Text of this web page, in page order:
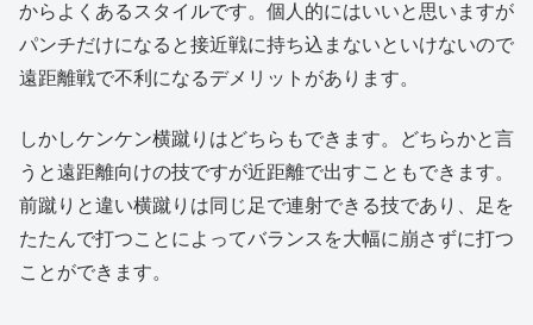
からよくあるスタイルです。個人的にはいいと思いますが
パンチだけになると接近戦に持ち込まないといけないので
遠距離戦で不利になるデメリットがあります。
しかしケンケン横蹴りはどちらもできます。どちらかと言
うと遠距離向けの技ですが近距離で出すこともできます。
前蹴りと違い横蹴りは同じ足で連射できる技であり、足を
たたんで打つことによってバランスを大幅に崩さずに打つ
ことができます。